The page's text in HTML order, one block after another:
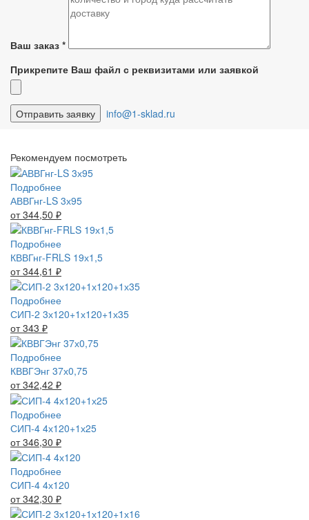
Ваш заказ *
Прикрепите Ваш файл с реквизитами или заявкой
info@1-sklad.ru
Рекомендуем посмотреть
Подробнее
АВВГнг-LS 3х95
от 344,50 ₽
Подробнее
КВВГнг-FRLS 19х1,5
от 344,61 ₽
Подробнее
СИП-2 3х120+1х120+1х35
от 343 ₽
Подробнее
КВВГЭнг 37х0,75
от 342,42 ₽
Подробнее
СИП-4 4х120+1х25
от 346,30 ₽
Подробнее
СИП-4 4х120
от 342,30 ₽